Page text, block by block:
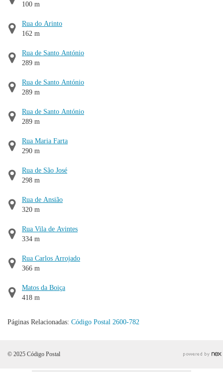
100 m
Rua do Arinto
162 m
Rua de Santo António
289 m
Rua de Santo António
289 m
Rua de Santo António
289 m
Rua Maria Farta
290 m
Rua de São José
298 m
Rua de Ansião
320 m
Rua Vila de Avintes
334 m
Rua Carlos Arrojado
366 m
Matos da Boiça
418 m
Páginas Relacionadas: Código Postal 2600-782
© 2025 Código Postal